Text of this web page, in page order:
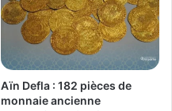
Aïn Defla : 182 pièces de
monnaie ancienne